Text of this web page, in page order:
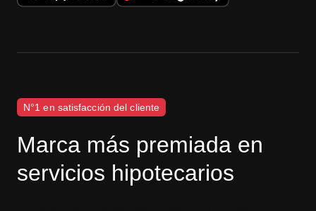
N°1 en satisfacción del cliente
Marca más premiada en
servicios hipotecarios